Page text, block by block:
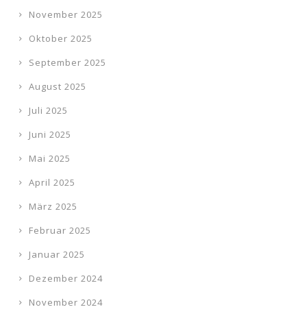
November 2025
Oktober 2025
September 2025
August 2025
Juli 2025
Juni 2025
Mai 2025
April 2025
März 2025
Februar 2025
Januar 2025
Dezember 2024
November 2024